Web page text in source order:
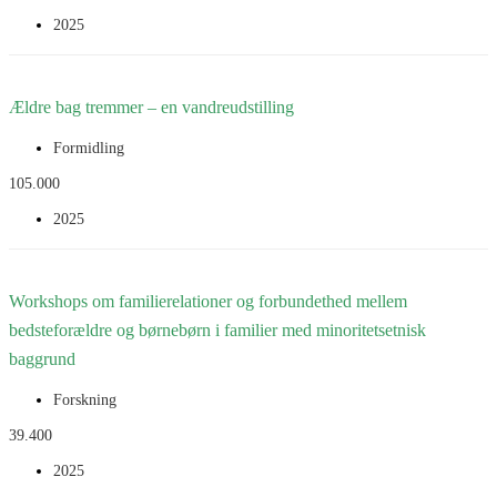
2025
onsdagscafeen eksisteret i mere end 10 år. Her er der mulighed for at
Ældre bag tremmer – en vandreudstilling
Formidling
105.000
2025
som afsoner fængselsdomme. Projektet skal munde ud i en foto-,
Læs mere
Workshops om familierelationer og forbundethed mellem
bedsteforældre og børnebørn i familier med minoritetsetnisk
baggrund
Forskning
39.400
2025